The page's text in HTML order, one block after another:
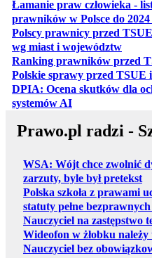
Łamanie praw człowieka -
prawników w Polsce do
Polscy prawnicy przed
wg miast i województw
Ranking prawników przed
Polskie sprawy przed TSUE
DPIA: Ocena skutków dla
systemów AIotwiera się w
Prawo.pl radzi -
WSA: Wójt chce zwolnić
zarzuty, byle był pretekst
Polska szkoła z prawami
statuty pełne
Nauczyciel na zastępstwo
Wideofon w żłobku
Nauczyciel bez